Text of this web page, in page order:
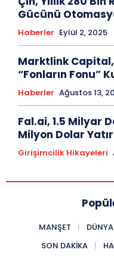
Gücünü
Haberler Eylül 2, 2025
Marktlink
“Fonların Fonu”
Haberler Ağustos 13,
Fal.ai, 1.5 Milyar
Milyon Dolar
Girişimcilik Hikayeleri
MANŞET DÜNYA
SON DAKIKA